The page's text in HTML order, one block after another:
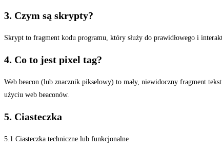
3. Czym są skrypty?
Skrypt to fragment kodu programu, który służy do prawidłowego i
4. Co to jest pixel tag?
Web beacon (lub znacznik pikselowy) to mały, niewidoczny fragment
użyciu web beaconów.
5. Ciasteczka
5.1 Ciasteczka techniczne lub funkcjonalne